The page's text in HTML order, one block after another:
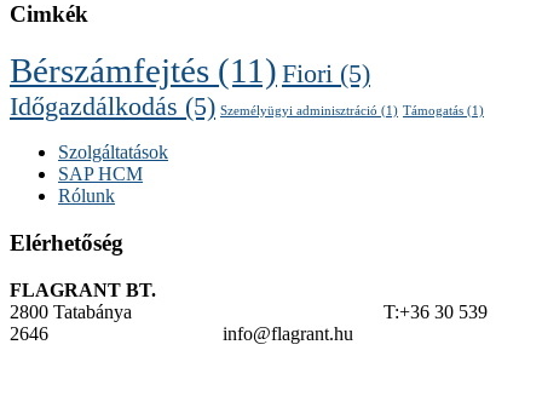
Cimkék
Bérszámfejtés (11) Fiori (5)
Időgazdálkodás (5) Személyügyi adminisztráció (1) Támogatás (1)
Szolgáltatások
SAP HCM
Rólunk
Elérhetőség
FLAGRANT BT.
2800 Tatabánya T:+36 30 539
2646 info@flagrant.hu